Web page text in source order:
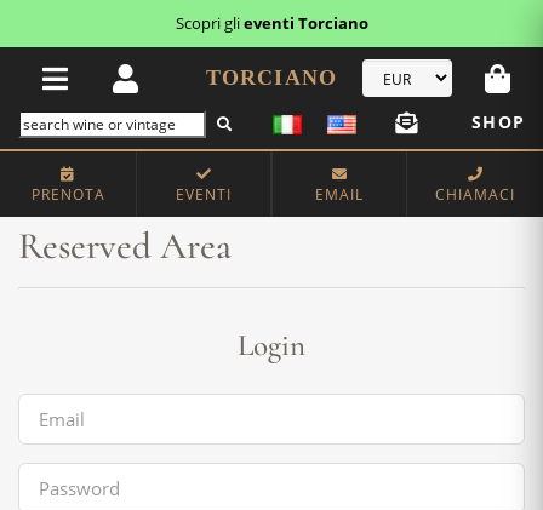
Scopri glieventi Torciano
TORCIANO
SHOP
PRENOTA EVENTI EMAIL CHIAMACI
Home Reserved Area
Reserved Area
Login